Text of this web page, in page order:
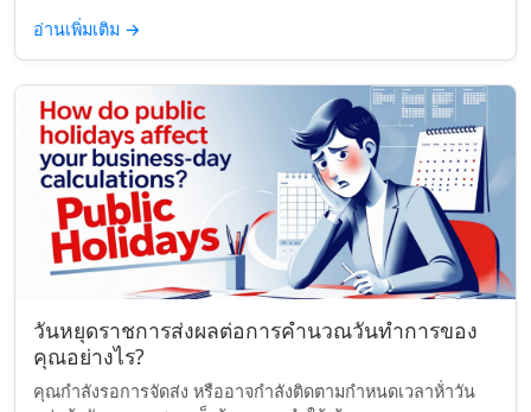
อ่านเพิ่มเติม →
วันหยุดราชการส่งผลต่อการคำนวณวันทำการของ
คุณอย่างไร?
คุณกำลังรอการจัดส่ง หรืออาจกำลังติดตามกำหนดเวลาห้่าวัน